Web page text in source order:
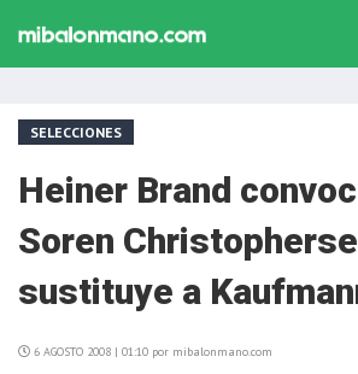
SELECCIONES
Heiner Brand
Soren
sustituye a
6 AGOSTO 2008 | 01:10 por mibalonmano.com